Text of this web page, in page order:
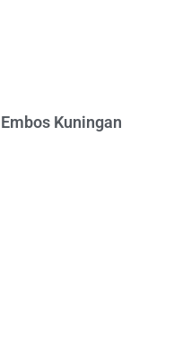
Kuningan